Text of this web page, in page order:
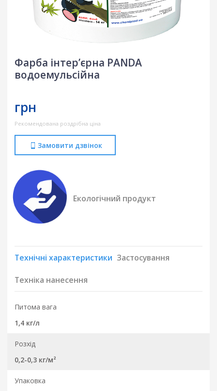
Фарба інтер’єрна PANDA
водоемульсійна
грн
Рекомендована роздрібна ціна
Замовити дзвінок
Екологічний продукт
Технічні характеристики Застосування
Техніка нанесення
Питома вага
1,4 кг/л
Розхід
0,2-0,3 кг/м²
Упаковка